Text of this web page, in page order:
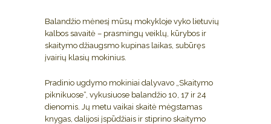
Balandžio mėnesį mūsų mokykloje vyko lietuvių
kalbos savaitė – prasmingų veiklų, kūrybos ir
skaitymo džiaugsmo kupinas laikas, subūręs
įvairių klasių mokinius.
Pradinio ugdymo mokiniai dalyvavo „Skaitymo
piknikuose“, vykusiuose balandžio 10, 17 ir 24
dienomis. Jų metu vaikai skaitė mėgstamas
knygas, dalijosi įspūdžiais ir stiprino skaitymo